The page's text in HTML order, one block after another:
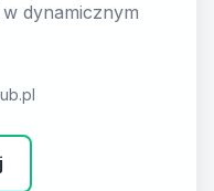
dynamicznym